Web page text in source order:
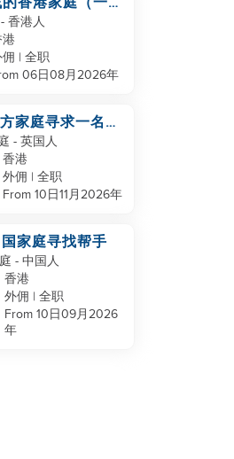
一个新生儿）
- 香港人
港
佣 | 全职
06日08月2026年
家庭寻求一名帮
- 英国人
香港
外佣 | 全职
From 10日11月2026年
家庭寻找帮手
- 中国人
香港
外佣 | 全职
From 10日09月2026
年